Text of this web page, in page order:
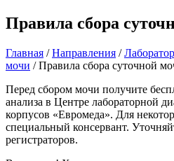
Правила сбора
Главная /Направления /
мочи /Правила сбора суточной
Перед сбором мочи получите
анализа в Центре лабораторной
корпусов «Евромеда». Для
специальный консервант.
регистраторов.